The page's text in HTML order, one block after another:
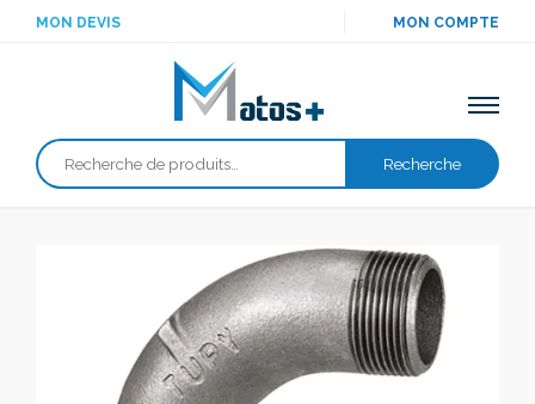
MON DEVIS MON COMPTE
Recherche
Recherche